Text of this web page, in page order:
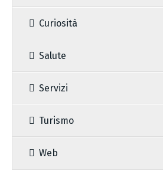
Curiosità
Salute
Servizi
Turismo
Web